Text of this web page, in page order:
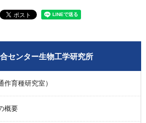
センター生物工学研究所
育種研究室）
概要